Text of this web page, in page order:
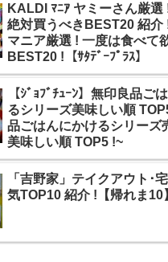
KALDI ﾏﾆｱ ヤミーさん厳選
絶対買うべきBEST20 紹介
マニア厳選 ! 一度は食べて
BEST20 !【ｻﾀﾃﾞｰﾌﾟﾗｽ】
【ｼﾞｮﾌﾞﾁｭｰﾝ】無印良品ご
るシリーズ美味しい順
品ごはんにかけるシリーズ
美味しい順 TOP5 !~
「吉野家」テイクアウト･
気TOP10 紹介 !【帰れま10